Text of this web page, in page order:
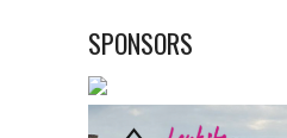
SPONSORS